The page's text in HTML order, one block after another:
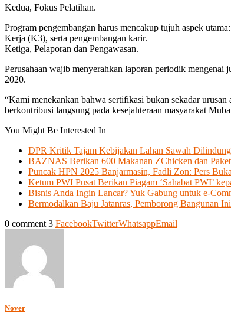
Kedua, Fokus Pelatihan.
Program pengembangan harus mencakup tujuh aspek
Kerja (K3), serta pengembangan karir.
Ketiga, Pelaporan dan Pengawasan.
Perusahaan wajib menyerahkan laporan periodik mengenai
2020.
“Kami menekankan bahwa sertifikasi bukan sekadar
berkontribusi langsung pada kesejahteraan masyarakat
You Might Be Interested In
DPR Kritik Tajam Kebijakan Lahan Sawah
BAZNAS Berikan 600 Makanan ZChicken dan
Puncak HPN 2025 Banjarmasin, Fadli Zon: Pers
Ketum PWI Pusat Berikan Piagam ‘Sahabat PWI’
Bisnis Anda Ingin Lancar? Yuk Gabung untuk e-
Bermodalkan Baju Jatanras, Pemborong Bangunan
0 comment 3 FacebookTwitterWhatsappEmail
Nover